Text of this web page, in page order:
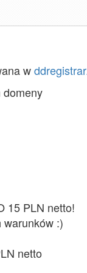
w
domeny
15 PLN netto!
:)
netto